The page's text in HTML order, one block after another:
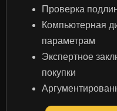
Проверка
Компьютерная
параметрам
Экспертное
покупки